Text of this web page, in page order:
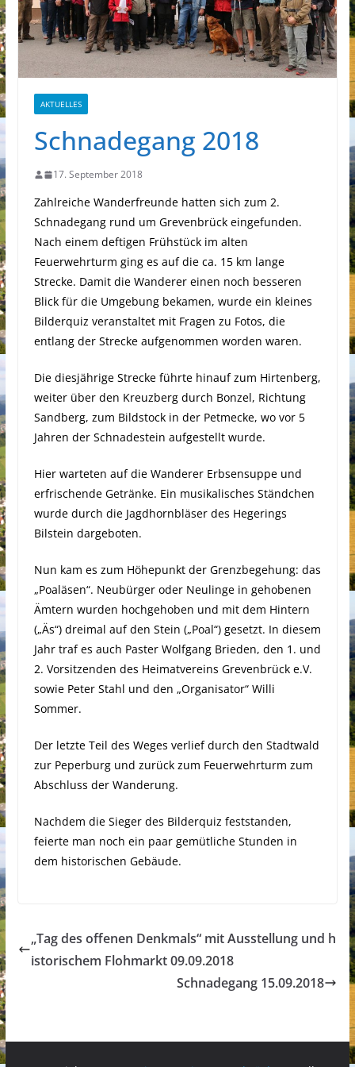
AKTUELLES
Schnadegang 2018
17. September 2018
Zahlreiche Wanderfreunde hatten sich zum 2.
Schnadegang rund um Grevenbrück eingefunden.
Nach einem deftigen Frühstück im alten
Feuerwehrturm ging es auf die ca. 15 km lange
Strecke. Damit die Wanderer einen noch besseren
Blick für die Umgebung bekamen, wurde ein kleines
Bilderquiz veranstaltet mit Fragen zu Fotos, die
entlang der Strecke aufgenommen worden waren.
Die diesjährige Strecke führte hinauf zum Hirtenberg,
weiter über den Kreuzberg durch Bonzel, Richtung
Sandberg, zum Bildstock in der Petmecke, wo vor 5
Jahren der Schnadestein aufgestellt wurde.
Hier warteten auf die Wanderer Erbsensuppe und
erfrischende Getränke. Ein musikalisches Ständchen
wurde durch die Jagdhornbläser des Hegerings
Bilstein dargeboten.
Nun kam es zum Höhepunkt der Grenzbegehung: das
„Poaläsen“. Neubürger oder Neulinge in gehobenen
Ämtern wurden hochgehoben und mit dem Hintern
(„Äs“) dreimal auf den Stein („Poal“) gesetzt. In diesem
Jahr traf es auch Paster Wolfgang Brieden, den 1. und
2. Vorsitzenden des Heimatvereins Grevenbrück e.V.
sowie Peter Stahl und den „Organisator“ Willi
Sommer.
Der letzte Teil des Weges verlief durch den Stadtwald
zur Peperburg und zurück zum Feuerwehrturm zum
Abschluss der Wanderung.
Nachdem die Sieger des Bilderquiz feststanden,
feierte man noch ein paar gemütliche Stunden in
dem historischen Gebäude.
„Tag des offenen Denkmals“ mit Ausstellung und h
istorischem Flohmarkt 09.09.2018
Schnadegang 15.09.2018